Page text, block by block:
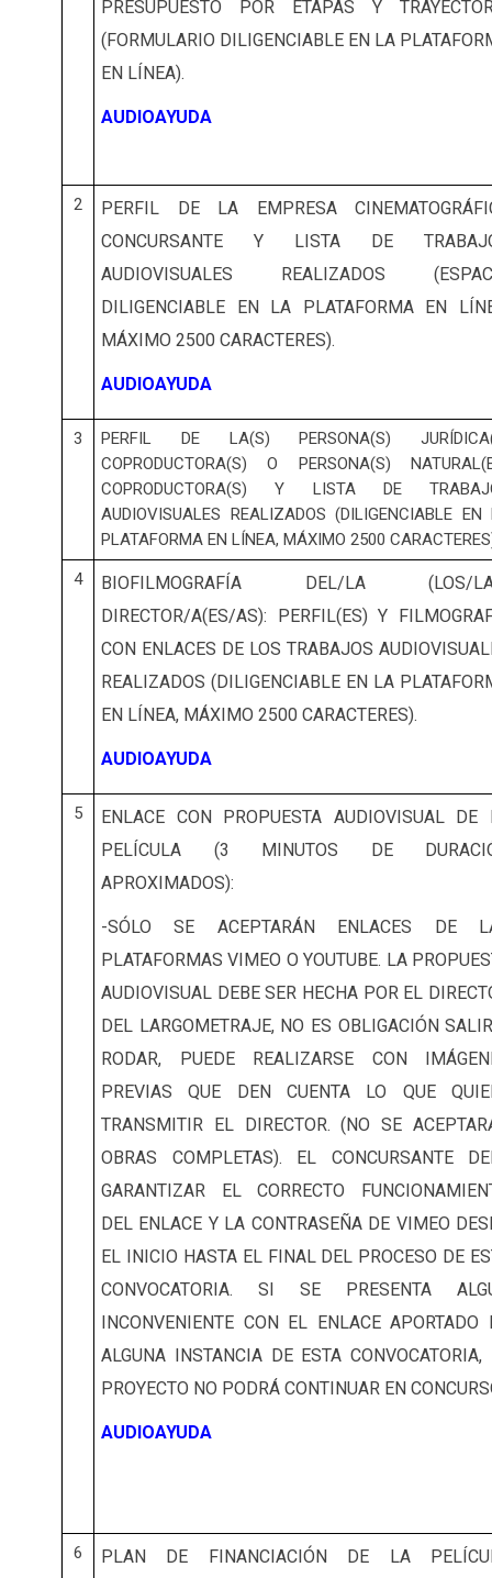
PRESUPUESTO POR ETAPAS Y
(FORMULARIO DILIGENCIABLE EN LA
EN LÍNEA).
AUDIOAYUDA
2
PERFIL DE LA EMPRESA
CONCURSANTE Y LISTA DE
AUDIOVISUALES REALIZADOS
DILIGENCIABLE EN LA PLATAFORMA EN
MÁXIMO 2500 CARACTERES).
AUDIOAYUDA
3
PERFIL DE LA(S) PERSONA(S)
COPRODUCTORA(S) O PERSONA(S)
COPRODUCTORA(S) Y LISTA DE
AUDIOVISUALES REALIZADOS (DILIGENCIABLE EN
PLATAFORMA EN LÍNEA, MÁXIMO 2500
4
BIOFILMOGRAFÍA DEL/LA (LOS/
DIRECTOR/A(ES/AS): PERFIL(ES) Y
CON ENLACES DE LOS TRABAJOS
REALIZADOS (DILIGENCIABLE EN LA
EN LÍNEA, MÁXIMO 2500 CARACTERES).
AUDIOAYUDA
5
ENLACE CON PROPUESTA AUDIOVISUAL DE
PELÍCULA (3 MINUTOS DE
APROXIMADOS):
-SÓLO SE ACEPTARÁN ENLACES DE
PLATAFORMAS VIMEO O YOUTUBE. LA
AUDIOVISUAL DEBE SER HECHA POR EL
DEL LARGOMETRAJE, NO ES OBLIGACIÓN
RODAR, PUEDE REALIZARSE CON
PREVIAS QUE DEN CUENTA LO QUE
TRANSMITIR EL DIRECTOR. (NO SE
OBRAS COMPLETAS). EL CONCURSANTE
GARANTIZAR EL CORRECTO
DEL ENLACE Y LA CONTRASEÑA DE VIMEO
EL INICIO HASTA EL FINAL DEL PROCESO DE
CONVOCATORIA. SI SE PRESENTA
INCONVENIENTE CON EL ENLACE APORTADO
ALGUNA INSTANCIA DE ESTA CONVOCATORIA,
PROYECTO NO PODRÁ CONTINUAR EN
AUDIOAYUDA
6
PLAN DE FINANCIACIÓN DE LA